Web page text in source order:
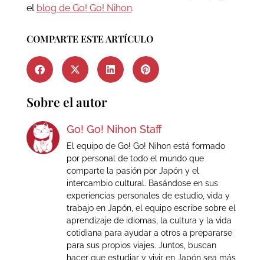
el blog de Go! Go! Nihon.
COMPARTE ESTE ARTÍCULO
Sobre el autor
Go! Go! Nihon Staff
El equipo de Go! Go! Nihon está formado
por personal de todo el mundo que
comparte la pasión por Japón y el
intercambio cultural. Basándose en sus
experiencias personales de estudio, vida y
trabajo en Japón, el equipo escribe sobre el
aprendizaje de idiomas, la cultura y la vida
cotidiana para ayudar a otros a prepararse
para sus propios viajes. Juntos, buscan
hacer que estudiar y vivir en Japón sea más